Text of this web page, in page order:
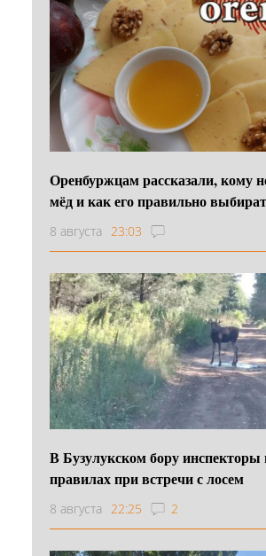
Оренбуржцам рассказали, кому
мёд и как его правильно
8 августа 23:03
В Бузулукском бору
правилах при встречи с лосем
8 августа 22:25 2